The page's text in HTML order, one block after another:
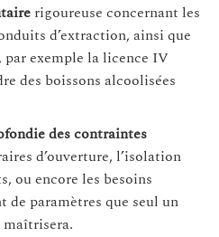
rigoureuse concernant les
d’extraction, ainsi que
par exemple la licence IV
des boissons alcoolisées
des contraintes
d’ouverture, l’isolation
ou encore les besoins
de paramètres que seul un